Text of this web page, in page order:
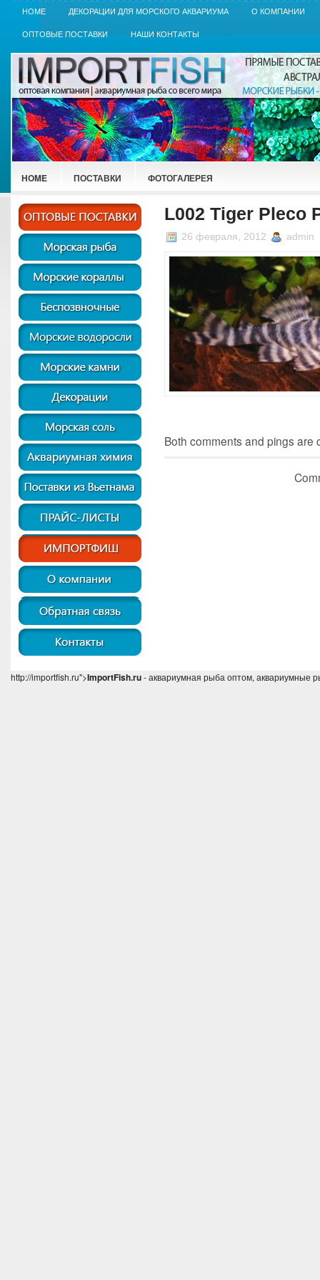
HOME ДЕКОРАЦИИ ДЛЯ МОРСКОГО АКВАРИУМА О КОМПАНИИ
ОПТОВЫЕ ПОСТАВКИ НАШИ КОНТАКТЫ
HOME ПОСТАВКИ ФОТОГАЛЕРЕЯ
L002 Tiger Pleco
26 февраля, 2012 admin
Both comments and pings are
http://importfish.ru">ImportFish.ru- аквариумная рыба оптом, аквариумные